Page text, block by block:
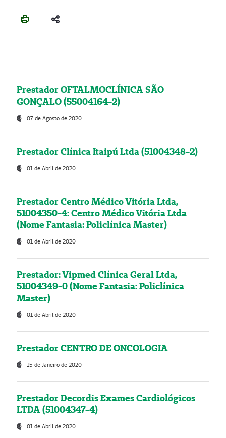
Prestador OFTALMOCLÍNICA SÃO
GONÇALO (55004164-2)
07 de Agosto de 2020
Prestador Clínica Itaipú Ltda (51004348-2)
01 de Abril de 2020
Prestador Centro Médico Vitória Ltda,
51004350-4: Centro Médico Vitória Ltda
(Nome Fantasia: Policlínica Master)
01 de Abril de 2020
Prestador: Vipmed Clínica Geral Ltda,
51004349-0 (Nome Fantasia: Policlínica
Master)
01 de Abril de 2020
Prestador CENTRO DE ONCOLOGIA
15 de Janeiro de 2020
Prestador Decordis Exames Cardiológicos
LTDA (51004347-4)
01 de Abril de 2020